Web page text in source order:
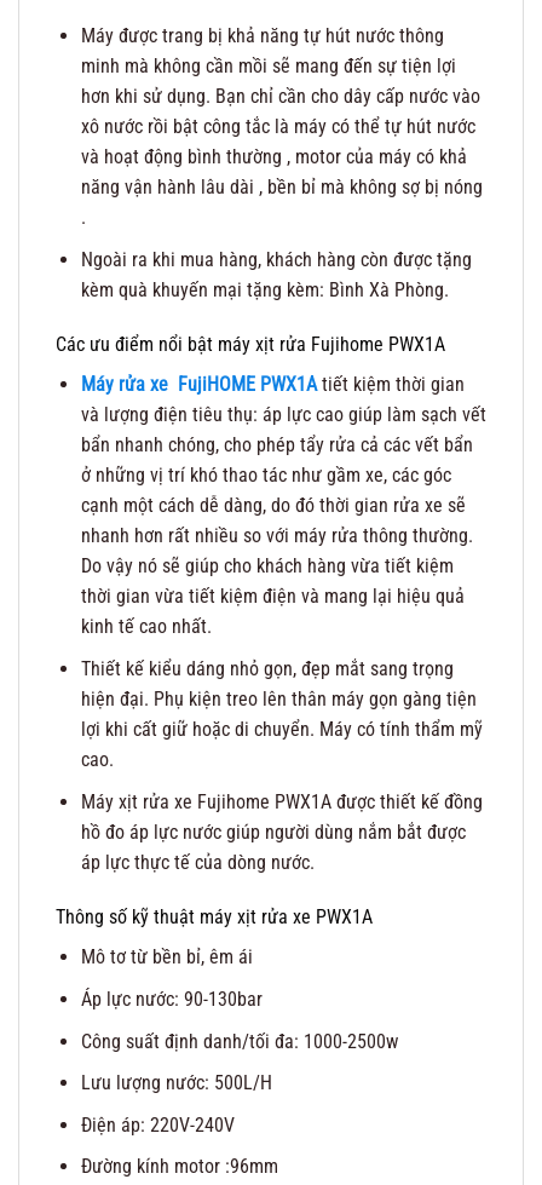
Máy được trang bị khả năng tự hút nước thông
minh mà không cần mồi sẽ mang đến sự tiện lợi
hơn khi sử dụng. Bạn chỉ cần cho dây cấp nước vào
xô nước rồi bật công tắc là máy có thể tự hút nước
và hoạt động bình thường , motor của máy có khả
năng vận hành lâu dài , bền bỉ mà không sợ bị nóng
.
Ngoài ra khi mua hàng, khách hàng còn được tặng
kèm quà khuyến mại tặng kèm: Bình Xà Phòng.
Các ưu điểm nổi bật máy xịt rửa Fujihome PWX1A
Máy rửa xe FujiHOME PWX1Atiết kiệm thời gian
và lượng điện tiêu thụ: áp lực cao giúp làm sạch vết
bẩn nhanh chóng, cho phép tẩy rửa cả các vết bẩn
ở những vị trí khó thao tác như gầm xe, các góc
cạnh một cách dễ dàng, do đó thời gian rửa xe sẽ
nhanh hơn rất nhiều so với máy rửa thông thường.
Do vậy nó sẽ giúp cho khách hàng vừa tiết kiệm
thời gian vừa tiết kiệm điện và mang lại hiệu quả
kinh tế cao nhất.
Thiết kế kiểu dáng nhỏ gọn, đẹp mắt sang trọng
hiện đại. Phụ kiện treo lên thân máy gọn gàng tiện
lợi khi cất giữ hoặc di chuyển. Máy có tính thẩm mỹ
cao.
Máy xịt rửa xe Fujihome PWX1A được thiết kế đồng
hồ đo áp lực nước giúp người dùng nắm bắt được
áp lực thực tế của dòng nước.
Thông số kỹ thuật máy xịt rửa xe PWX1A
Mô tơ từ bền bỉ, êm ái
Áp lực nước: 90-130bar
Công suất định danh/tối đa: 1000-2500w
Lưu lượng nước: 500L/H
Điện áp: 220V-240V
Đường kính motor :96mm